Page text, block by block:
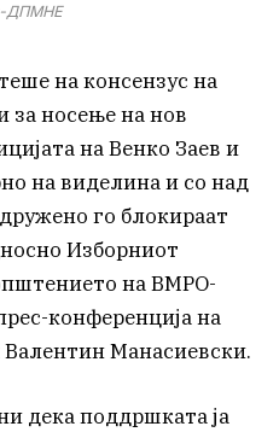
ДПМНЕ
на консензус на
за носење на нов
на Венко Заев и
на виделина и со над
го блокираат
Изборниот
на ВМРО-
конференција на
Манасиевски.
дека поддршката ја